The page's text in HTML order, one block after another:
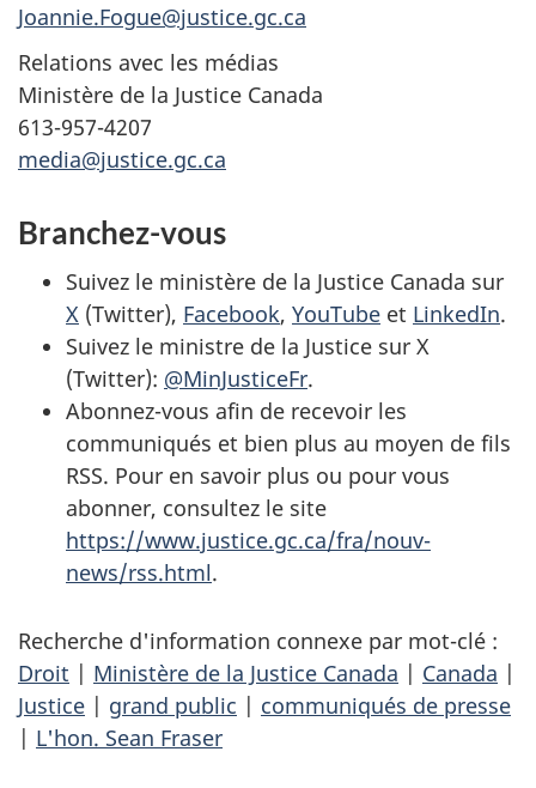
Joannie.Fogue@justice.gc.ca
Relations avec les médias
Ministère de la Justice Canada
613-957-4207
media@justice.gc.ca
Branchez-vous
Suivez le ministère de la Justice Canada sur
X (Twitter), Facebook, YouTube et LinkedIn.
Suivez le ministre de la Justice sur X
(Twitter): @MinJusticeFr.
Abonnez-vous afin de recevoir les
communiqués et bien plus au moyen de fils
RSS. Pour en savoir plus ou pour vous
abonner, consultez le site
https://www.justice.gc.ca/fra/nouv-
news/rss.html.
Recherche d'information connexe par mot-clé :
Droit | Ministère de la Justice Canada | Canada |
Justice | grand public | communiqués de presse
| L'hon. Sean Fraser